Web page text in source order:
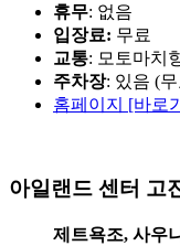
휴무: 없음
입장료: 무료
교통: 모토마치
주차장: 있음 (
홈페이지 [바로
아일랜드 센터 고
제트욕조, 사우